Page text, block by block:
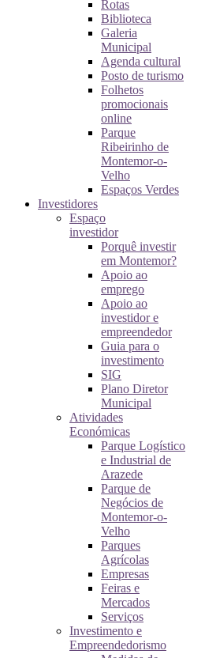
Rotas
Biblioteca
Galeria
Municipal
Agenda cultural
Posto de turismo
Folhetos
promocionais
online
Parque
Ribeirinho de
Montemor-o-
Velho
Espaços Verdes
Investidores
Espaço
investidor
Porquê investir
em Montemor?
Apoio ao
emprego
Apoio ao
investidor e
empreendedor
Guia para o
investimento
SIG
Plano Diretor
Municipal
Atividades
Económicas
Parque Logístico
e Industrial de
Arazede
Parque de
Negócios de
Montemor-o-
Velho
Parques
Agrícolas
Empresas
Feiras e
Mercados
Serviços
Investimento e
Empreendedorismo